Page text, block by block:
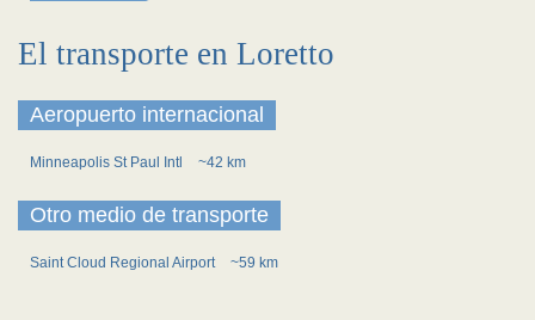
El transporte en Loretto
Aeropuerto internacional
Minneapolis St Paul Intl ~42 km
Otro medio de transporte
Saint Cloud Regional Airport ~59 km